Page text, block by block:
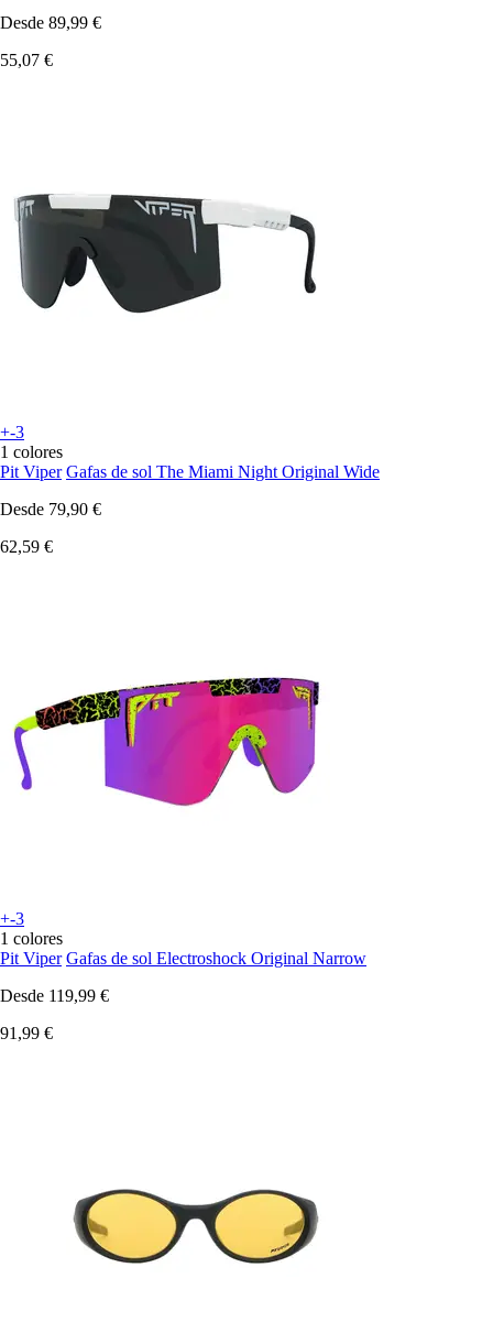
Desde 89,99 €
55,07 €
+-3
1 colores
Pit Viper Gafas de sol The Miami Night Original Wide
Desde 79,90 €
62,59 €
+-3
1 colores
Pit Viper Gafas de sol Electroshock Original Narrow
Desde 119,99 €
91,99 €